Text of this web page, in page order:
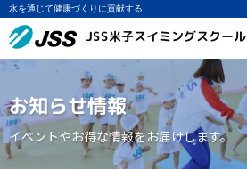
水を通じて健康づくりに貢献する
JSS米子スイミングスクール
お知らせ情報
イベントやお得な情報をお届けします。